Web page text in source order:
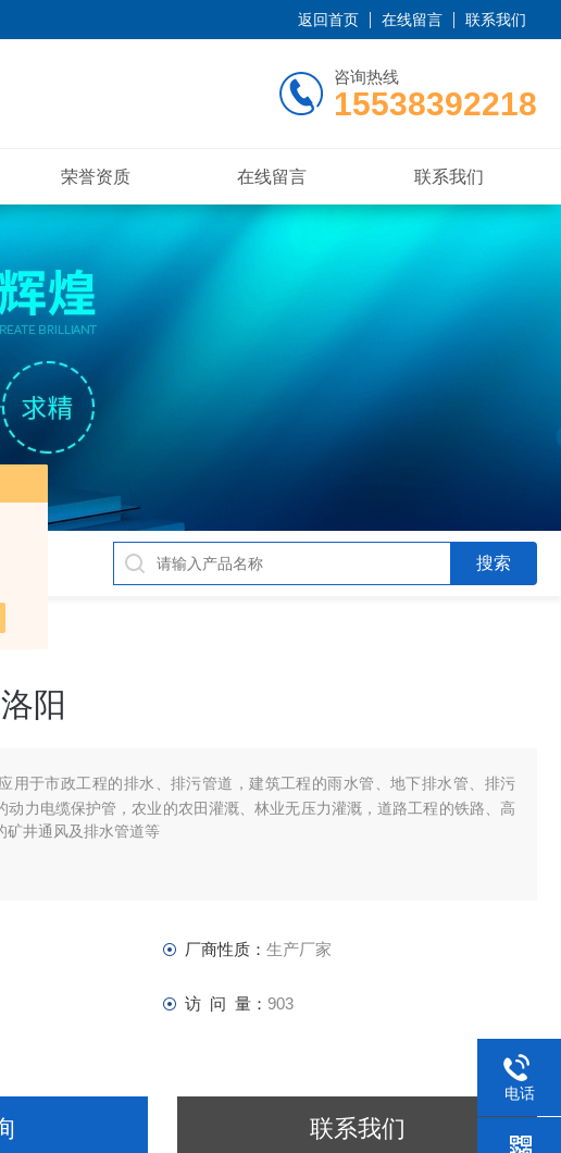
返回首页 在线留言 联系我们
咨询热线
15538392218
荣誉资质 在线留言 联系我们
阳
用于市政工程的排水、排污管道，建筑工程的雨水管、地下排水管、排污
动力电缆保护管，农业的农田灌溉、林业无压力灌溉，道路工程的铁路、高
矿井通风及排水管道等
厂商性质： 生产厂家
访 问 量： 903
联系我们
电话